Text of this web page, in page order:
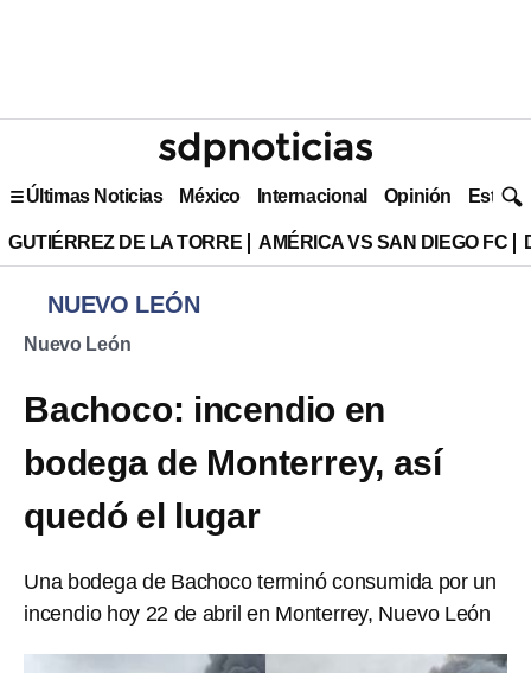
Últimas Noticias México Internacional Opinión Estilo
GUTIÉRREZ DE LA TORRE AMÉRICA VS SAN DIEGO FC
NUEVO LEÓN
Nuevo León
Bachoco: incendio en
bodega de Monterrey, así
quedó el lugar
Una bodega de Bachoco terminó consumida por un
incendio hoy 22 de abril en Monterrey, Nuevo León